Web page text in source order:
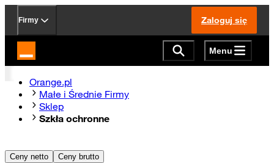
Firmy Zaloguj się
Strona główna Orange.pl Menu
Orange.pl
Małe i Średnie Firmy
Sklep
Szkła ochronne
Ceny netto Ceny brutto